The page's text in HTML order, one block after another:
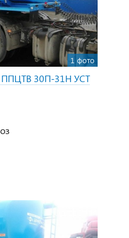
1 фото
ППЦТВ 30П-31Н УСТ